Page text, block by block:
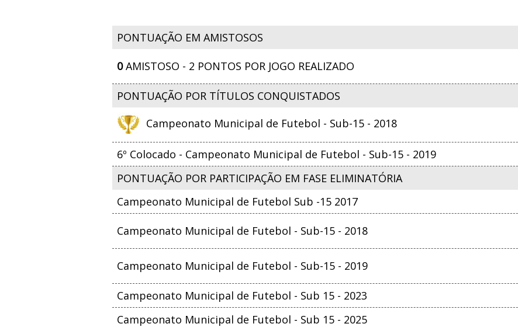
PONTUAÇÃO EM AMISTOSOS
0AMISTOSO - 2 PONTOS POR JOGO REALIZADO
PONTUAÇÃO POR TÍTULOS CONQUISTADOS
Campeonato Municipal de Futebol - Sub-15 - 2018
6º Colocado - Campeonato Municipal de Futebol - Sub-15 - 2019
PONTUAÇÃO POR PARTICIPAÇÃO EM FASE ELIMINATÓRIA
Campeonato Municipal de Futebol Sub -15 2017
Campeonato Municipal de Futebol - Sub-15 - 2018
Campeonato Municipal de Futebol - Sub-15 - 2019
Campeonato Municipal de Futebol - Sub 15 - 2023
Campeonato Municipal de Futebol - Sub 15 - 2025